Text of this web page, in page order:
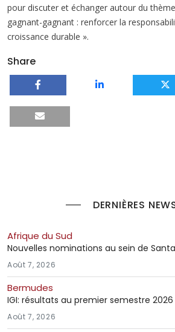
pour discuter et échanger autour du
gagnant-gagnant : renforcer la
croissance durable ».
Share
DERNIÈRES
Afrique du Sud
Nouvelles nominations au sein de
Août 7, 2026
Bermudes
IGI: résultats au premier semestre 2026
Août 7, 2026